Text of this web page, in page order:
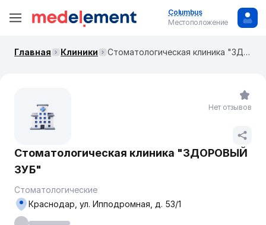
Columbus
Местоположение
Главная Клиники Стоматологическая клиника "ЗДОРОВЫЙ ЗУБ"
Стоматологическая клиника "ЗДОРОВЫЙ
ЗУБ"
Стоматологические
Краснодар, ул. ​Ипподромная, д. 53/1
Нет отзывов